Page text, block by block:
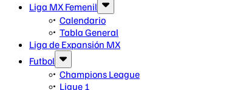
Liga MX Femenil
Calendario
Tabla General
Liga de Expansión MX
Futbol
Champions League
Ligue 1